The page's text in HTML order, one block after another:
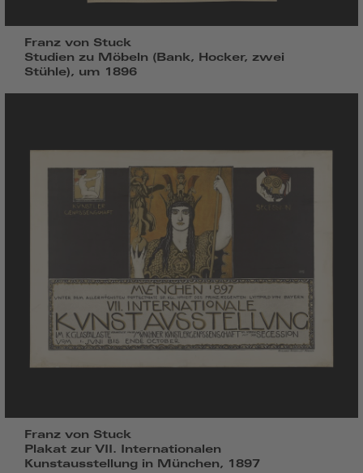
Franz von Stuck
Studien zu Möbeln (Bank, Hocker, zwei
Stühle), um 1896
Franz von Stuck
Plakat zur VII. Internationalen
Kunstausstellung in München, 1897